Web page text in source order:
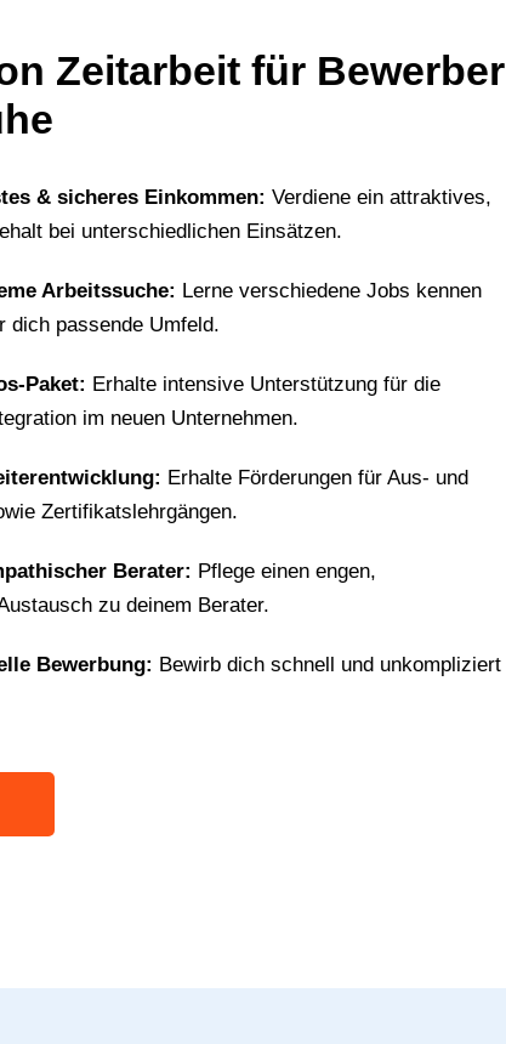
Zeitarbeit für Bewerber
& sicheres Einkommen: Verdiene ein attraktives,
bei unterschiedlichen Einsätzen.
Arbeitssuche: Lerne verschiedene Jobs kennen
dich passende Umfeld.
Paket: Erhalte intensive Unterstützung für die
im neuen Unternehmen.
Erhalte Förderungen für Aus- und
Zertifikatslehrgängen.
Berater: Pflege einen engen,
zu deinem Berater.
Bewerbung: Bewirb dich schnell und unkompliziert